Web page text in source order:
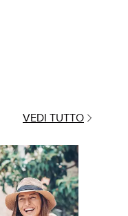
VEDI TUTTO